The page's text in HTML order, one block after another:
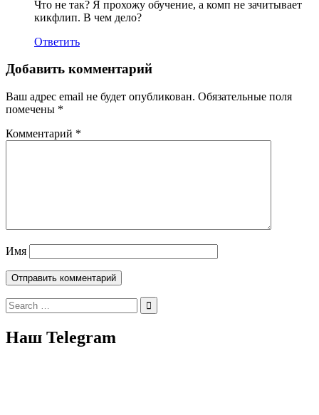
Что не так? Я прохожу обучение, а комп не зачитывает
кикфлип. В чем дело?
Ответить
Добавить комментарий
Ваш адрес email не будет опубликован. Обязательные поля
помечены *
Комментарий *
Имя
Search
for:
Наш Telegram